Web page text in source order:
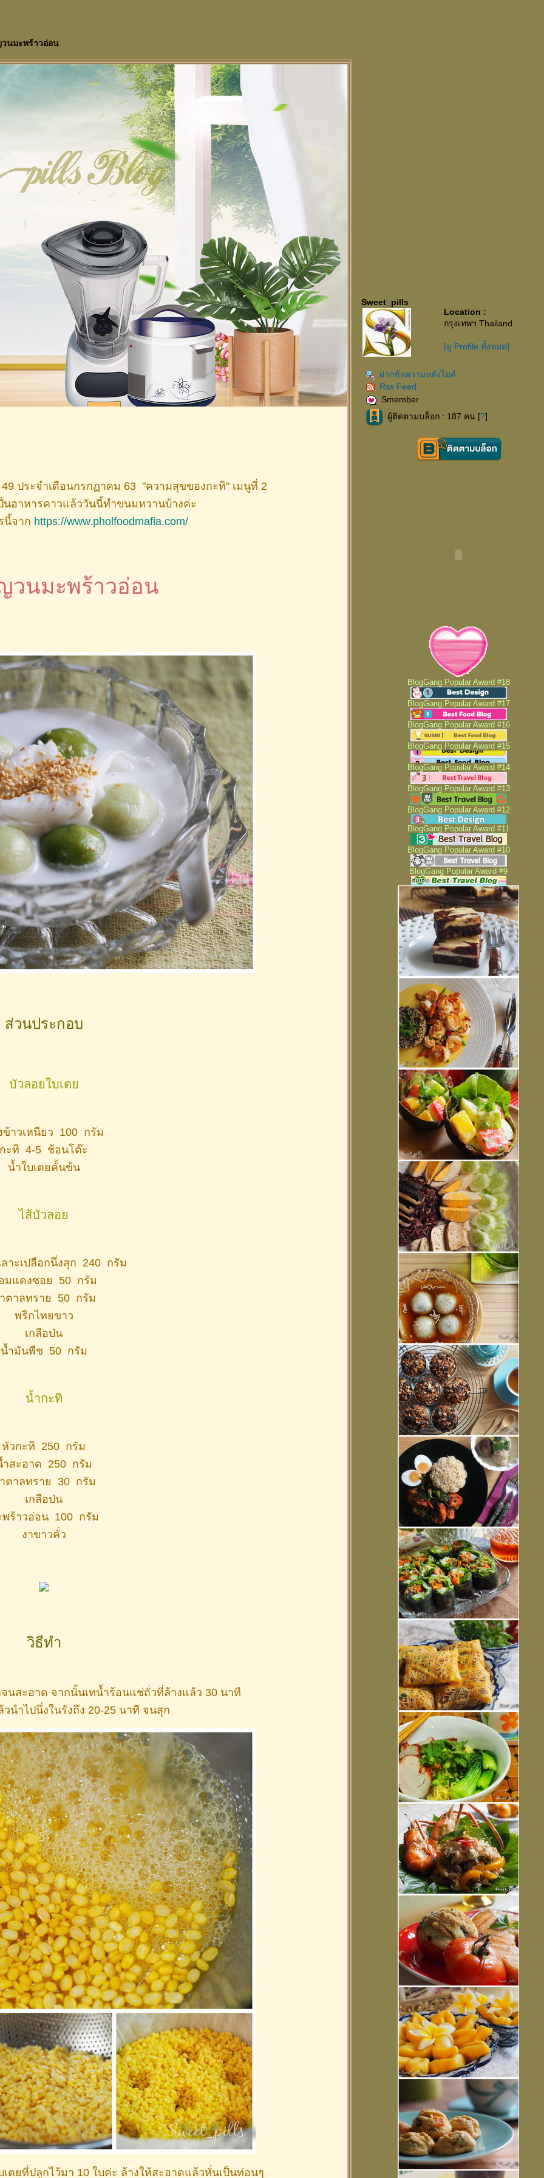
นมะพร้าวอ่อน
49 ประจำเดือนกรกฏาคม 63 "ความสุขของกะทิ" เมนูที่ 2
อาหารคาวแล้ววันนี้ทำขนมหวานบ้างค่ะ
นี้จาก https://www.pholfoodmafia.com/
วนมะพร้าวอ่อน
ส่วนประกอบ
บัวลอยใบเต
าวเหนียว 100 กรัม
กะทิ 4-5 ช้อนโต๊ะ
น้ำใบเตยคั้นข้น
ไส้บัวลอ
ลาะเปลือกนึ่งสุก 240 กรัม
มแดงซอย 50 กรัม
ตาลทราย 50 กรัม
พริกไทยขาว
เกลือป่น
น้ำมันพืช 50 กรัม
น้ำกะทิ
หัวกะทิ 250 กรัม
ำสะอาด 250 กรัม
ตาลทราย 30 กรัม
เกลือป่น
พร้าวอ่อน 100 กรัม
งาขาวคั่ว
วิธีทำ
จนสะอาด จากนั้นเทน้ำร้อนแช่ถั่วที่ล้างแล้ว 30 นาที
นำไปนึ่งในรังถึง 20-25 นาที จนสุก
ตยที่ปลูกไว้มา 10 ใบค่ะ ล้างให้สะอาดแล้วหั่นเป็นท่อนๆ
Sweet_pills
Location :
กรุงเทพฯ Thailand
[ดู Profile ทั้งหมด]
ฝากข้อความหลังไมค์
Rss Feed
Smember
ผู้ติดตามบล็อก : 187 คน [?]
BlogGang Popular Award #18
BlogGang Popular Award #17
BlogGang Popular Award #16
BlogGang Popular Award #15
BlogGang Popular Award #14
BlogGang Popular Award #13
BlogGang Popular Award #12
BlogGang Popular Award #11
BlogGang Popular Award #10
BlogGang Popular Award #9